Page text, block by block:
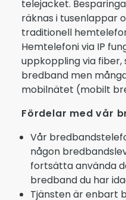
telejacket.
räknas i tusenlappar
traditionell
Hemtelefoni via IP
uppkoppling via fiber,
bredband men
mobilnätet (mobilt
Fördelar med vår
Vår
någon
fortsätta använda
bredband du har
Tjänsten är enbart